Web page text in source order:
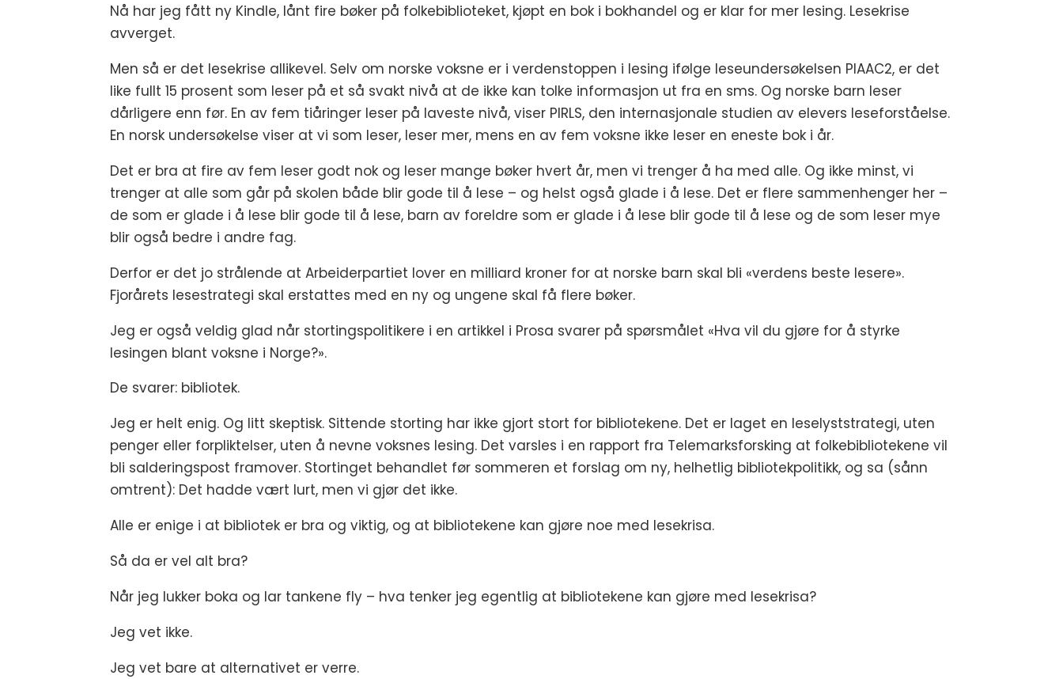
Nå har jeg fått ny Kindle, lånt fire bøker på folkebiblioteket, kjøpt en bok i bokhandel og er klar for mer lesing. Lesekrise
avverget.
Men så er det lesekrise allikevel. Selv om norske voksne er i verdenstoppen i lesing ifølge leseundersøkelsen PIAAC2, er det
like fullt 15 prosent som leser på et så svakt nivå at de ikke kan tolke informasjon ut fra en sms. Og norske barn leser
dårligere enn før. En av fem tiåringer leser på laveste nivå, viser PIRLS, den internasjonale studien av elevers leseforståelse.
En norsk undersøkelse viser at vi som leser, leser mer, mens en av fem voksne ikke leser en eneste bok i år.
Det er bra at fire av fem leser godt nok og leser mange bøker hvert år, men vi trenger å ha med alle. Og ikke minst, vi
trenger at alle som går på skolen både blir gode til å lese – og helst også glade i å lese. Det er flere sammenhenger her –
de som er glade i å lese blir gode til å lese, barn av foreldre som er glade i å lese blir gode til å lese og de som leser mye
blir også bedre i andre fag.
Derfor er det jo strålende at Arbeiderpartiet lover en milliard kroner for at norske barn skal bli «verdens beste lesere».
Fjorårets lesestrategi skal erstattes med en ny og ungene skal få flere bøker.
Jeg er også veldig glad når stortingspolitikere i en artikkel i Prosa svarer på spørsmålet «Hva vil du gjøre for å styrke
lesingen blant voksne i Norge?».
De svarer: bibliotek.
Jeg er helt enig. Og litt skeptisk. Sittende storting har ikke gjort stort for bibliotekene. Det er laget en leselyststrategi, uten
penger eller forpliktelser, uten å nevne voksnes lesing. Det varsles i en rapport fra Telemarksforsking at folkebibliotekene vil
bli salderingspost framover. Stortinget behandlet før sommeren et forslag om ny, helhetlig bibliotekpolitikk, og sa (sånn
omtrent): Det hadde vært lurt, men vi gjør det ikke.
Alle er enige i at bibliotek er bra og viktig, og at bibliotekene kan gjøre noe med lesekrisa.
Så da er vel alt bra?
Når jeg lukker boka og lar tankene fly – hva tenker jeg egentlig at bibliotekene kan gjøre med lesekrisa?
Jeg vet ikke.
Jeg vet bare at alternativet er verre.